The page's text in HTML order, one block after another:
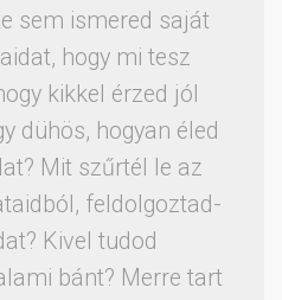
sem ismered saját
hogy mi tesz
kikkel érzed jól
dühös, hogyan éled
Mit szűrtél le az
feldolgoztad-
Kivel tudod
bánt? Merre tart